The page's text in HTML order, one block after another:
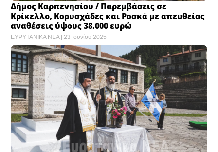
Δήμος Καρπενησίου / Παρεμβάσεις σε
Κρίκελλο, Κορυσχάδες και Ροσκά με απευθείας
αναθέσεις ύψους 38.000 ευρώ
ΕΥΡΥΤΑΝΙΚΑ ΝΕΑ 23 Ιουνίου 2025